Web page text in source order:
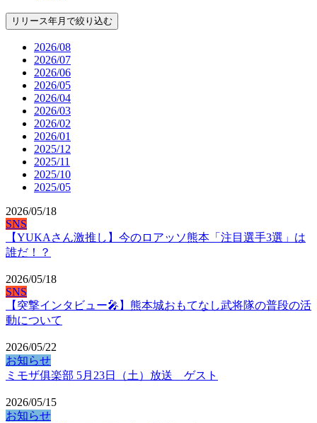
リリース年月で絞り込む
2026/08
2026/07
2026/06
2026/05
2026/04
2026/03
2026/02
2026/01
2025/12
2025/11
2025/10
2025/05
2026/05/18
SNS
【YUKAさん激推し】今のロアッソ熊本「注目選手3選」は
誰だ！？
2026/05/18
SNS
【突撃インタビュー🎤】熊本城おもてなし武将隊の普段の活
動について
2026/05/22
お知らせ
ミモザ俱楽部 5月23日（土）放送 ゲスト
2026/05/15
お知らせ